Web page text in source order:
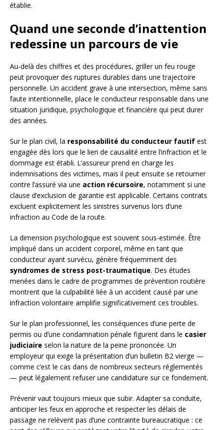
établie.
Quand une seconde d’inattention
redessine un parcours de vie
Au-delà des chiffres et des procédures, griller un feu rouge
peut provoquer des ruptures durables dans une trajectoire
personnelle. Un accident grave à une intersection, même sans
faute intentionnelle, place le conducteur responsable dans une
situation juridique, psychologique et financière qui peut durer
des années.
Sur le plan civil, la responsabilité du conducteur fautif est
engagée dès lors que le lien de causalité entre l’infraction et le
dommage est établi. L’assureur prend en charge les
indemnisations des victimes, mais il peut ensuite se retourner
contre l’assuré via une action récursoire, notamment si une
clause d’exclusion de garantie est applicable. Certains contrats
excluent explicitement les sinistres survenus lors d’une
infraction au Code de la route.
La dimension psychologique est souvent sous-estimée. Être
impliqué dans un accident corporel, même en tant que
conducteur ayant survécu, génère fréquemment des
syndromes de stress post-traumatique. Des études
menées dans le cadre de programmes de prévention routière
montrent que la culpabilité liée à un accident causé par une
infraction volontaire amplifie significativement ces troubles.
Sur le plan professionnel, les conséquences d’une perte de
permis ou d’une condamnation pénale figurent dans le casier
judiciaire selon la nature de la peine prononcée. Un
employeur qui exige la présentation d’un bulletin B2 vierge —
comme c’est le cas dans de nombreux secteurs réglementés
— peut légalement refuser une candidature sur ce fondement.
Prévenir vaut toujours mieux que subir. Adapter sa conduite,
anticiper les feux en approche et respecter les délais de
passage ne relèvent pas d’une contrainte bureaucratique : ce